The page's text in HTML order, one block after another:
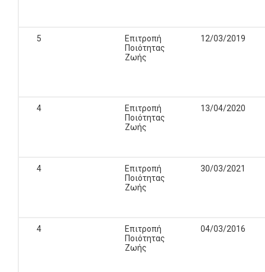
5
Επιτροπή
Ποιότητας
Ζωής
12/03/2019
4
Επιτροπή
Ποιότητας
Ζωής
13/04/2020
4
Επιτροπή
Ποιότητας
Ζωής
30/03/2021
4
Επιτροπή
Ποιότητας
Ζωής
04/03/2016